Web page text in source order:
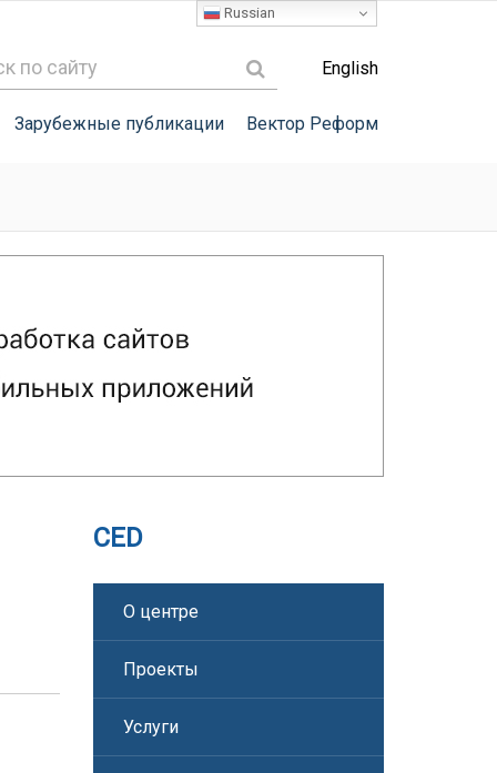
English
Зарубежные публикации Вектор Реформ
CED
О центре
Проекты
Услуги
Russian